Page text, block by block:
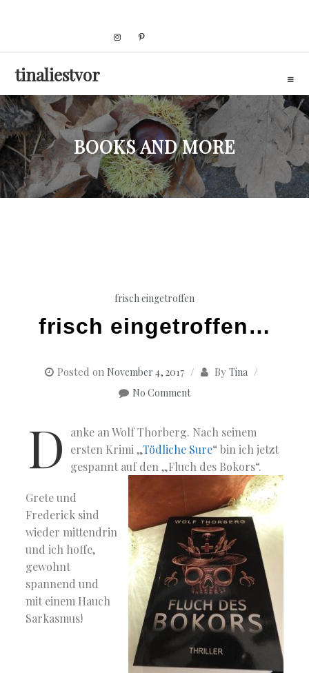
tinaliestvor
BOOKS AND MORE
frisch eingetroffen
frisch eingetroffen…
Posted on November 4, 2017 By Tina
No Comment
D
anke an Wolf Thorberg. Nach seinem
ersten Krimi „Tödliche Sure“ bin ich jetzt
gespannt auf den „Fluch des Bokors“.
Grete und
Frederick sind
wieder mittendrin
und ich hoffe,
gewohnt
spannend und
mit einem Hauch
Sarkasmus!